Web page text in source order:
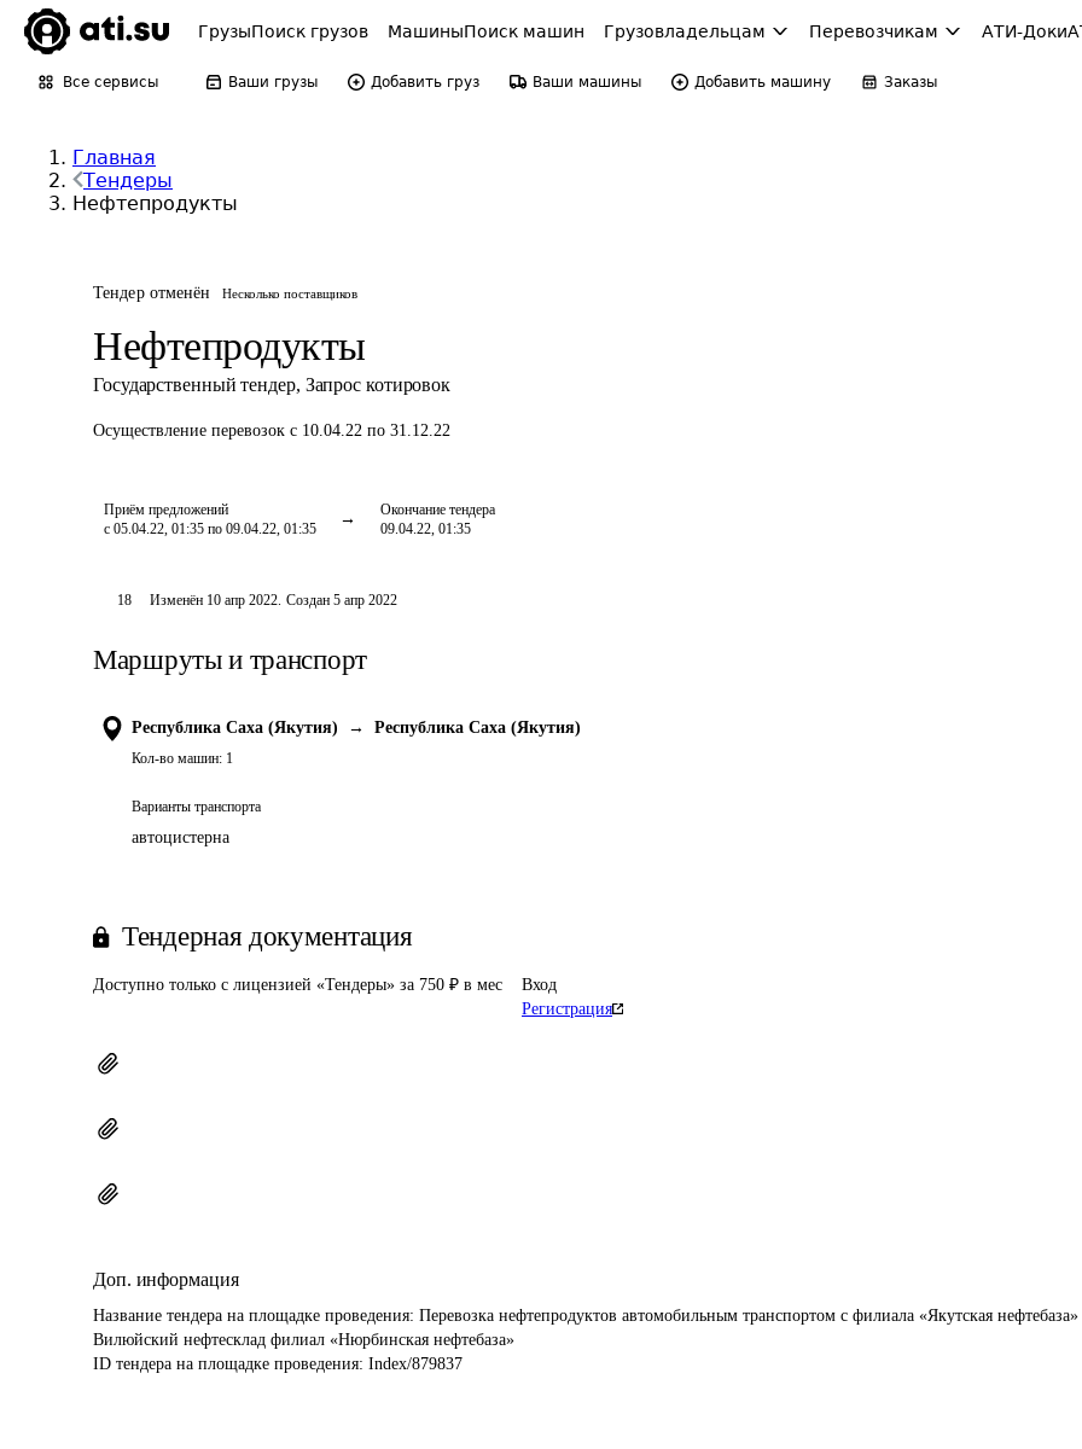
ГрузыПоиск грузов МашиныПоиск машин Грузовладельцам Перевозчикам АТИ-Доки
Все сервисы Ваши грузы Добавить груз Ваши машины Добавить машину Заказы
Главная
Тендеры
Нефтепродукты
Тендер отменён Несколько поставщиков
Нефтепродукты
Государственный тендер, Запрос котировок
Осуществление перевозок с 10.04.22 по 31.12.22
Приём предложений
с 05.04.22, 01:35 по 09.04.22, 01:35
Окончание тендера
09.04.22, 01:35
18 Изменён 10 апр 2022. Создан 5 апр 2022
Маршруты и транспорт
Республика Саха (Якутия) → Республика Саха (Якутия)
Кол-во машин: 1
Варианты транспорта
автоцистерна
Тендерная документация
Доступно только с лицензией «Тендеры» за 750 ₽ в мес
Вход
Регистрация
Доп. информация
Название тендера на площадке проведения: Перевозка нефтепродуктов автомобильным транспортом с филиала «Якутская
Вилюйский нефтесклад филиал «Нюрбинская нефтебаза»
ID тендера на площадке проведения: Index/879837